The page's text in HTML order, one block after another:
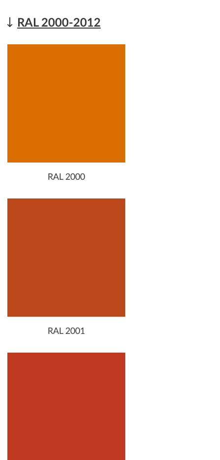
RAL 2000-2012
RAL 2000
RAL 2001